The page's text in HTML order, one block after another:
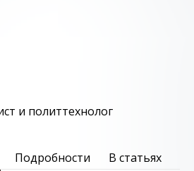
и политтехнолог
Подробности В статьях